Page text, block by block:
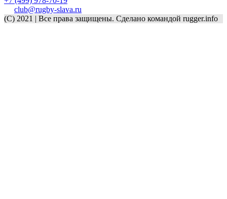
club@rugby-slava.ru
(C) 2021 | Все права защищены. Сделано командой rugger.info